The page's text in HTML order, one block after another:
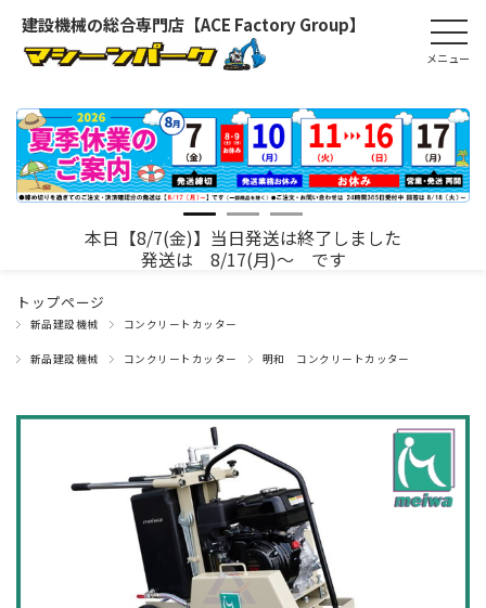
建設機械の総合専門店【ACE Factory Group】
本日【8/7(金)】当日発送は終了しました
発送は 8/17(月)～ です
トップページ
新品建設機械 コンクリートカッター
新品建設機械 コンクリートカッター 明和 コンクリートカッター